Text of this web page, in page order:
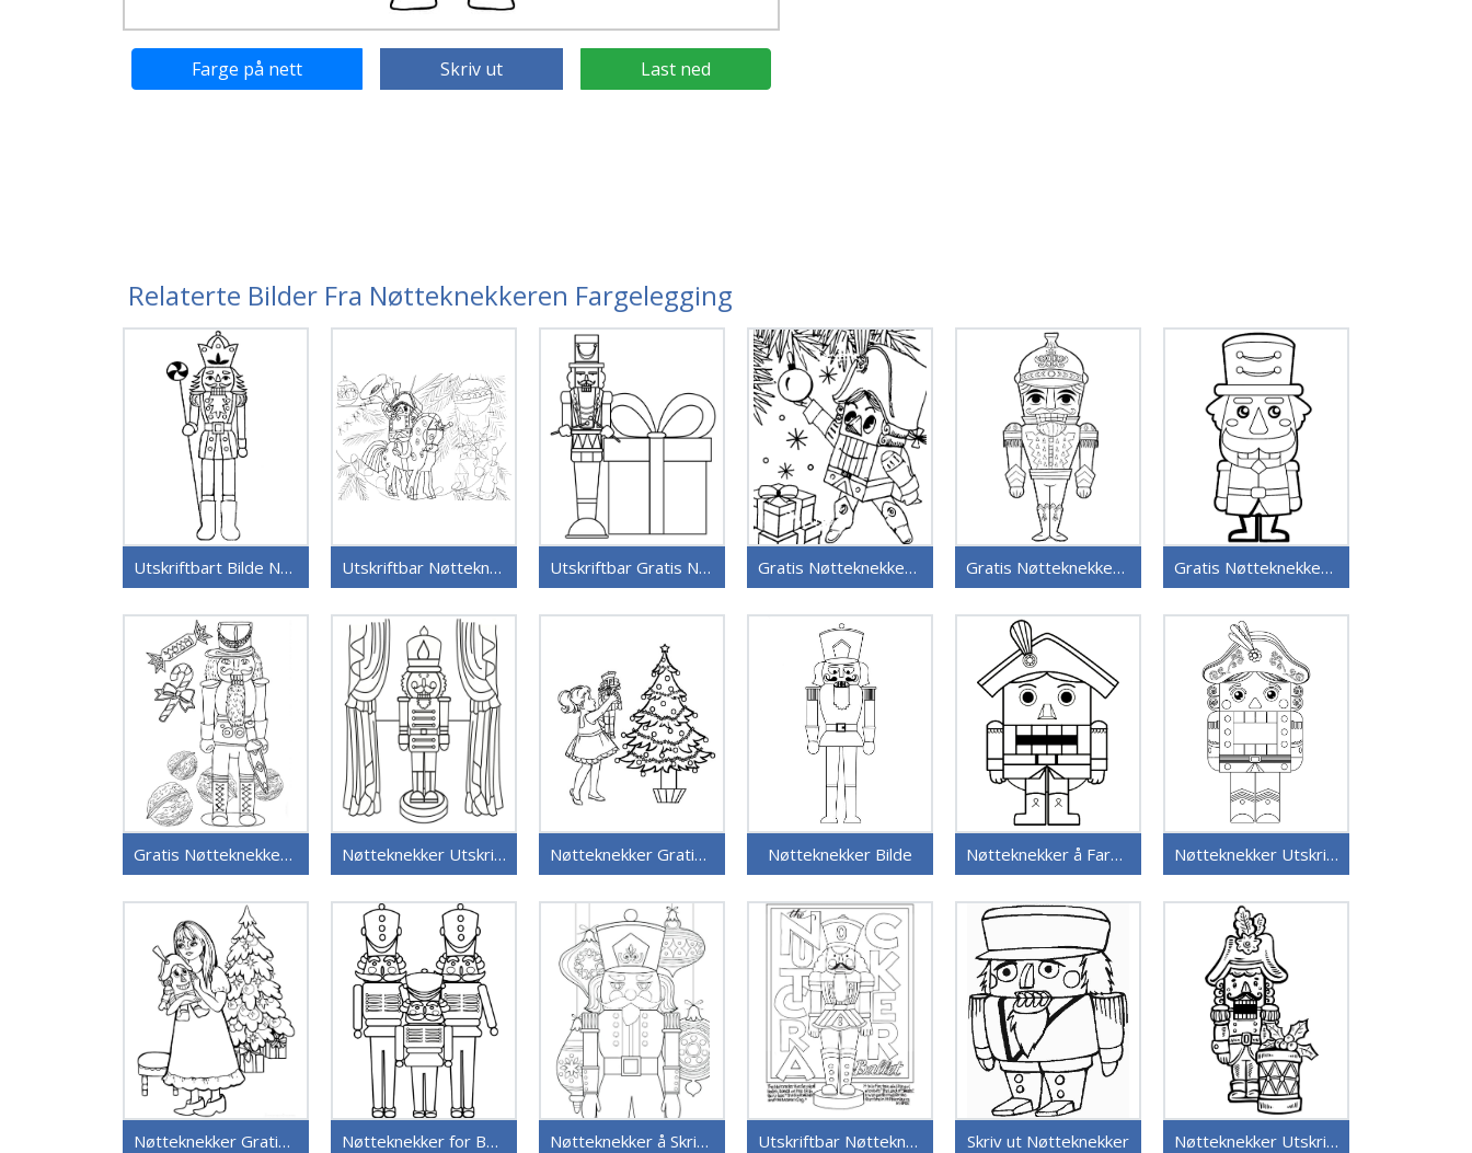
Farge på nett Skriv ut Last ned
Relaterte Bilder Fra Nøtteknekkeren Fargelegging
Utskriftbart Bilde Nøtteknekker Utskriftbar Nøtteknekker Uten Kostnad Utskriftbar Gratis Nøtteknekker Gratis Nøtteknekker Utskriftbar Gratis Nøtteknekker for Barn Gratis Nøtteknekker Bilde
Gratis Nøtteknekker å Skrive ut Nøtteknekker Utskriftbart Bilde Nøtteknekker Gratis Bilde Nøtteknekker Bilde Nøtteknekker å Fargelegge Nøtteknekker Utskriftbar for Barn
Nøtteknekker Gratis for Barn Nøtteknekker for Barn Nøtteknekker å Skrive ut Utskriftbar Nøtteknekker Skriv ut Nøtteknekker Nøtteknekker Utskriftbar